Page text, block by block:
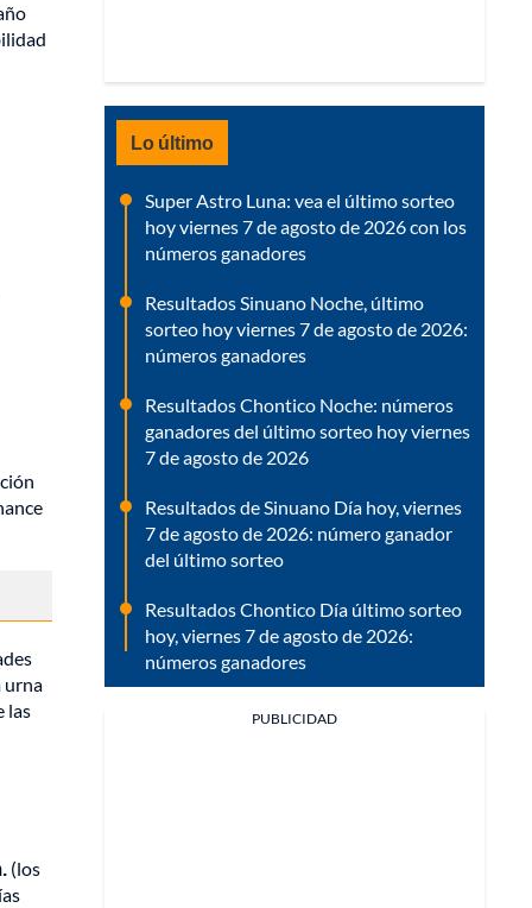
urna
las
(los
Lo último
Super Astro Luna: vea el último sorteo
hoy viernes 7 de agosto de 2026 con los
números ganadores
Resultados Sinuano Noche, último
sorteo hoy viernes 7 de agosto de 2026:
números ganadores
Resultados Chontico Noche: números
ganadores del último sorteo hoy viernes
7 de agosto de 2026
Resultados de Sinuano Día hoy, viernes
7 de agosto de 2026: número ganador
del último sorteo
Resultados Chontico Día último sorteo
hoy, viernes 7 de agosto de 2026:
números ganadores
PUBLICIDAD